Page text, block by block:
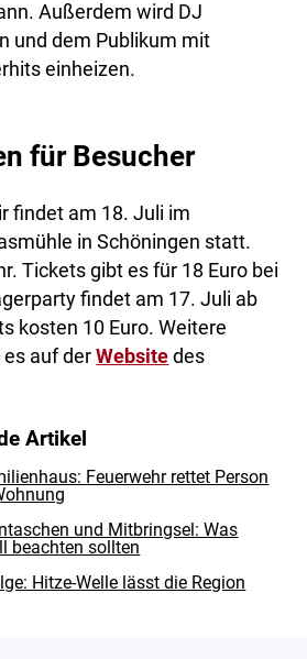
Außerdem wird DJ
und dem Publikum mit
einheizen.
für Besucher
findet am 18. Juli im
in Schöningen statt.
Tickets gibt es für 18 Euro bei
findet am 17. Juli ab
kosten 10 Euro. Weitere
es auf derWebsite des
Artikel
Feuerwehr rettet Person
und Mitbringsel: Was
beachten sollten
Hitze-Welle lässt die Region